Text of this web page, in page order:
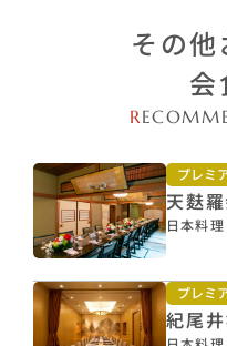
その他
会
R
プレミ
天麩
日本料理
プレミ
紀尾